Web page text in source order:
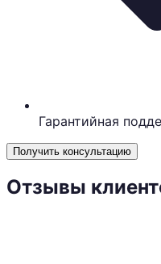
Гарантийная
Получить консультацию
Отзывы